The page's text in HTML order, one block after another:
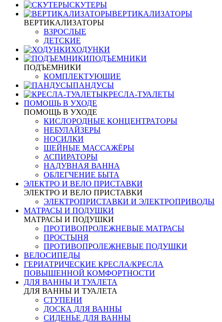
СКУТЕРЫ
ВЕРТИКАЛИЗАТОРЫ
ВЕРТИКАЛИЗАТОРЫ
ВЗРОСЛЫЕ
ДЕТСКИЕ
ХОДУНКИ
ПОДЪЕМНИКИ
ПОДЪЕМНИКИ
КОМПЛЕКТУЮЩИЕ
ПАНДУСЫ
КРЕСЛА-ТУАЛЕТЫ
ПОМОЩЬ В УХОДЕ
ПОМОЩЬ В УХОДЕ
КИСЛОРОДНЫЕ КОНЦЕНТРАТОРЫ
НЕБУЛАЙЗЕРЫ
НОСИЛКИ
ШЕЙНЫЕ МАССАЖЁРЫ
АСПИРАТОРЫ
НАДУВНАЯ ВАННА
ОБЛЕГЧЕНИЕ БЫТА
ЭЛЕКТРО И ВЕЛО ПРИСТАВКИ
ЭЛЕКТРО И ВЕЛО ПРИСТАВКИ
ЭЛЕКТРОПРИСТАВКИ И ЭЛЕКТРОПРИВОДЫ
МАТРАСЫ И ПОДУШКИ
МАТРАСЫ И ПОДУШКИ
ПРОТИВОПРОЛЕЖНЕВЫЕ МАТРАСЫ
ПРОСТЫНЯ
ПРОТИВОПРОЛЕЖНЕВЫЕ ПОДУШКИ
ВЕЛОСИПЕДЫ
ГЕРИАТРИЧЕСКИЕ КРЕСЛА/КРЕСЛА
ПОВЫШЕННОЙ КОМФОРТНОСТИ
ДЛЯ ВАННЫ И ТУАЛЕТА
ДЛЯ ВАННЫ И ТУАЛЕТА
СТУПЕНИ
ДОСКА ДЛЯ ВАННЫ
СИДЕНЬЕ ДЛЯ ВАННЫ